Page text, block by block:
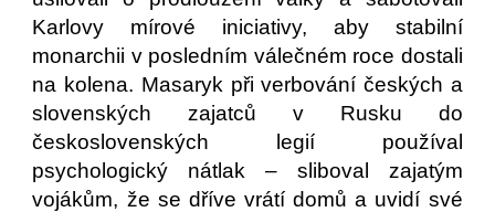
Karlovy mírové iniciativy, aby stabilní
monarchii v posledním válečném roce dostali
na kolena. Masaryk při verbování českých a
slovenských zajatců v Rusku do
československých legií používal
psychologický nátlak – sliboval zajatým
vojákům, že se dříve vrátí domů a uvidí své